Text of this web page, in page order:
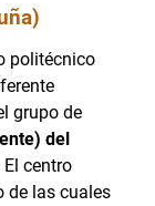
politécnico
grupo de
del
El centro
de las cuales